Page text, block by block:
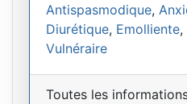
Antispasmodique,
Diurétique, Emolliente,
Vulnéraire
Toutes les